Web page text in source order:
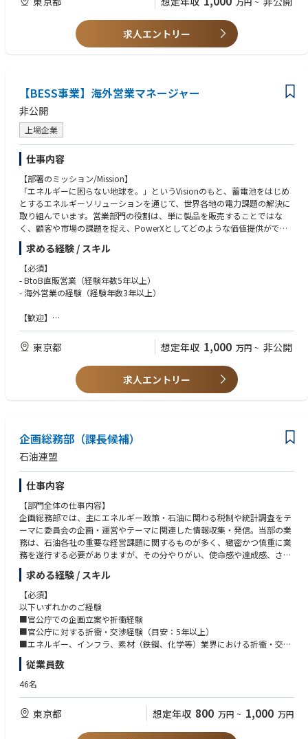
的には「お客様の脱炭素課題を解決するサービス拡充」や、それに伴う新
規事業開発への関与もお願いする可能性がございます。
外部のアドバイザーとしてではなく、自社事業を強化・拡張するための手
段としてM&Aを企画・実行し、買収後の事業統合（PMI）まで、事業成長
の圧倒的な手触り感を得ることができます。
◆ 社会インフラを創るダイナミズムとスピード感：
累計調達額611億円の安定した事業基盤を持ちながら、組織は40名の少数
精鋭。意思決定スピードが極めて速く、決まった型のない中で、ダイナミ
ックに事業領域を拡張していく面白さがあります。
ご自身でバリュエーションやDD実務を回したご経験がある方を対象とさせ
ていただきます。
【歓迎（WANT）】
・財務モデリングや企業価値評価に関する深い専門知識
・（将来的にお願いする可能性を見据えて）事業会社での新規事業開発や
アライアンス構築のご経験
【求める人物像】
・「買収して終わり」ではなく、泥臭い事業統合やPMIのプロセスをも成
長の機会と捉え、当事者意識を持って取り組める方
・リソースや体制が整っていない状況を楽しみ、変化する環境に柔軟に対
応できる方
・複雑な課題を構造的に分解し、本質的な論点を見極め、解決に向けた仮
説を立てて行動をデザインできる方
求人エントリー
【BESS事業】海外営業マネージャー
非公開
上場企業
仕事内容
【部署のミッション/Mission】
「エネルギーに困らない地球を。」というVisionのもと、蓄電池をはじめ
とするエネルギーソリューションを通じて、世界各地の電力課題の解決に
取り組んでいます。営業部門の役割は、単に製品を販売することではな
く、顧客や市場の課題を捉え、PowerXとしてどのような価値提供ができ
るかを形にしていくことです。
海外営業においては、日本でつくってきた事業の土台をもとに、各国の市
場特性に合わせて新たな販路や案件を切り拓き、将来的な事業拡大の起点
をつくることを期待しています。
【業務内容/Responsibilities】
開発を担当いただきます。
- 海外市場における顧客候補やパートナー企業の開拓
- 各国・各地域の市場動向、制度、競合状況のリサーチと販売戦略への反
- 社内の技術、プロジェクトマネジメント、経営陣と連携した案件推進
- 現地パートナーや顧客との関係構築、および中長期的なアカウントマネ
ジメント
- 展示会、商談、出張などを通じたリード創出と案件化
- 海外市場から得た情報の社内フィードバックと、今後の事業開発への示
唆出し
■社内共通ITツール
- Google Workspace （Gmail, G-cal, Gmeet等）
- Slack
- Notion
- SmartHR
- バクラク
等
求める経験 / スキル
【必須】
- BtoB直販営業（経験年数5年以上）
- 海外営業の経験（経験年数3年以上）
【歓迎】
- 大型電気製品又は電気技術に関する経験
- 単線結線図、展開接続図等の電気関連図面の理解
- 顧客ニーズを引き出すヒアリングからソリューションの提案、クロージ
ングまでを一気通貫で担った実績
- プロアクティブに営業活動を行える知識と経験
- 役員や上級管理職へのプレゼンテーション実施とリレーション構築の経
- 電気・電子部品業界経験
- 電力業界に関する知識・経験
- ソフトウェア又はITサービス業界での営業経験
- 蓄電池に関する技術知識
【求める人物像】
- 新しいチャレンジや難しい課題に対し、前向きに取り組み行動できる方
- 社内外における調整を得意とする方
- 常に変わっていく状況を楽しみ、変化に柔軟に対応していける方
- 自ら課題を見つけ、主体的に行動できる方
- 高いコミュニケーション力（書面・口頭）を持つ方
- 経験のない分野でも自発的にキャッチアップすることができる方
東京都 想定年収 1,000 万円 ~ 非公開
求人エントリー
企画総務部（課長候補）
石油連盟
仕事内容
【部門全体の仕事内容】
企画総務部では、主にエネルギー政策・石油に関わる税制や統計調査をテ
ーマに委員会の企画・運営やテーマに関連した情報収集・発信。当部の業
務は、石油各社の重要な経営課題に関するものが多く、緻密かつ慎重に業
務を遂行する必要がありますが、その分やりがい、使命感や達成感、さら
には社会全体への貢献をより強く感じられます。
【業務内容】
課長職候補として、会員企業とのやり取りの中で主体的に業界としての方
向性を模索し、国に対して提言していくことで、我が国の石油、エネルギ
ーの安定供給に貢献していただくことを期待しています。
メンバーや会員企業の意見を吸い上げ、業界全体を考慮しながら方針を決
■石油・エネルギー政策等の石油業界関連政策に関する情報収集活動
会員各社へのヒアリング、外部有識者会議の傍聴や、外部調査機関を使用
した諸外国も含めた石油業界の動向調査
求める経験 / スキル
【必須】
以下いずれかのご経験
■官公庁での企画立案や折衝経験
■官公庁に対する折衝・交渉経験（目安：5年以上）
■エネルギー、インフラ、素材（鉄鋼、化学等）業界における折衝・交渉
経験（目安：5年以上）
【歓迎】
・英語力（海外文献等の読解経験）
・メンバーの育成・指導経験（役職不問）
従業員数
46名
東京都 想定年収 800 万円 ~ 1,000 万円